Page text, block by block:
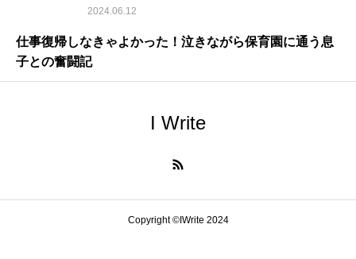
2024.06.12
仕事復帰しなきゃよかった！泣きながら保育園に通う息
子との奮闘記
I Write
Copyright ©IWrite 2024